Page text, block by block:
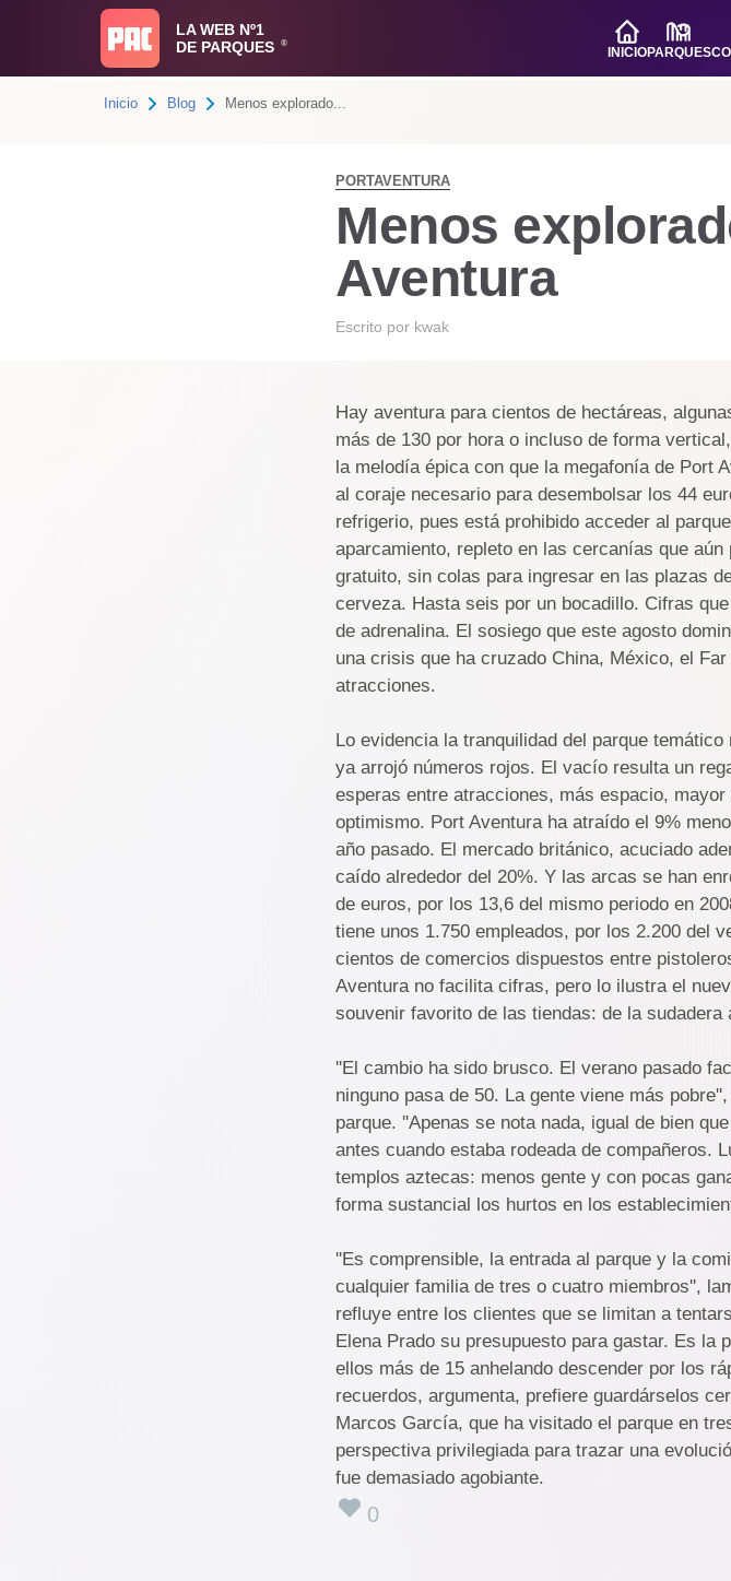
LA WEB Nº1
DE PARQUES
®
INICIOPARQUES
Inicio Blog Menos explorado...
PORTAVENTURA
Menos
Aventura
Escrito por kwak
Hay aventura para cientos de hectáreas,
más de 130 por hora o incluso de forma
la melodía épica con que la megafonía de Port
al coraje necesario para desembolsar los 44
refrigerio, pues está prohibido acceder al
aparcamiento, repleto en las cercanías que
gratuito, sin colas para ingresar en las plazas
cerveza. Hasta seis por un bocadillo. Cifras
de adrenalina. El sosiego que este agosto
una crisis que ha cruzado China, México, el
atracciones.
Lo evidencia la tranquilidad del parque
ya arrojó números rojos. El vacío resulta un
esperas entre atracciones, más espacio,
optimismo. Port Aventura ha atraído el 9%
año pasado. El mercado británico, acuciado
caído alrededor del 20%. Y las arcas se han
de euros, por los 13,6 del mismo periodo en
tiene unos 1.750 empleados, por los 2.200 del
cientos de comercios dispuestos entre
Aventura no facilita cifras, pero lo ilustra el
souvenir favorito de las tiendas: de la
''El cambio ha sido brusco. El verano pasado
ninguno pasa de 50. La gente viene más
parque. ''Apenas se nota nada, igual de bien
antes cuando estaba rodeada de compañeros.
templos aztecas: menos gente y con pocas
forma sustancial los hurtos en los
''Es comprensible, la entrada al parque y la
cualquier familia de tres o cuatro miembros'',
refluye entre los clientes que se limitan a
Elena Prado su presupuesto para gastar. Es la
ellos más de 15 anhelando descender por los
recuerdos, argumenta, prefiere guardárselos
Marcos García, que ha visitado el parque en
perspectiva privilegiada para trazar una
fue demasiado agobiante.
0